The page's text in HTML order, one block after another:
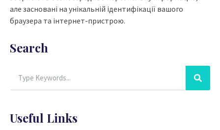
але засновані на унікальній ідентифікації вашого
браузера та інтернет-пристрою.
Search
Useful Links